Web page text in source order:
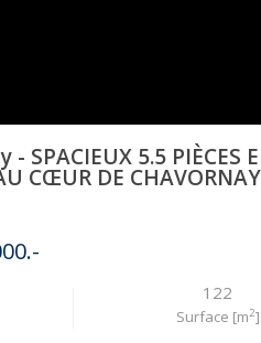
- SPACIEUX 5.5 PIÈCES
CŒUR DE CHAVORNAY
122
Surface [m2]